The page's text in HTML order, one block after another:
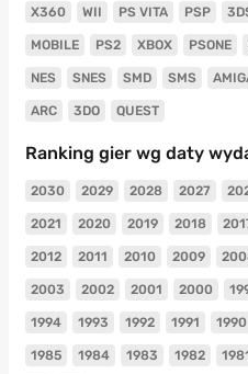
X360 WII PS VITA PSP
MOBILE PS2 XBOX PSONE
NES SNES SMD SMS
ARC 3DO QUEST
Ranking gier wg daty
2030 2029 2028 2027
2021 2020 2019 2018
2012 2011 2010 2009
2003 2002 2001 2000
1994 1993 1992 1991 1990
1985 1984 1983 1982